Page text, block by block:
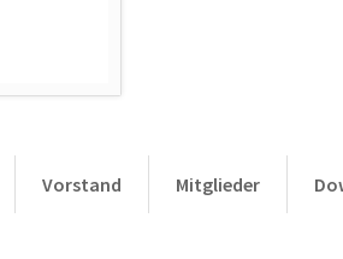
Vorstand Mitglieder